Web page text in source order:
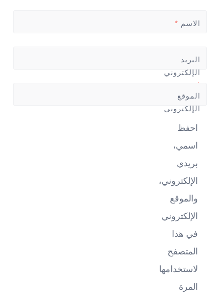
الاسم *
البريد
الإلكتروني
*
الموقع
الإلكتروني
احفظ
اسمي،
بريدي
الإلكتروني،
والموقع
الإلكتروني
في هذا
المتصفح
لاستخدامها
المرة